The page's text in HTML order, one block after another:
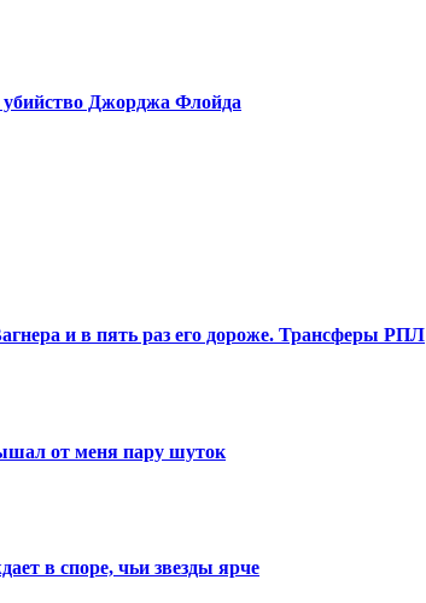
Джорджа Флойда
и в пять раз его дороже. Трансферы РПЛ
от меня пару шуток
в споре, чьи звезды ярче